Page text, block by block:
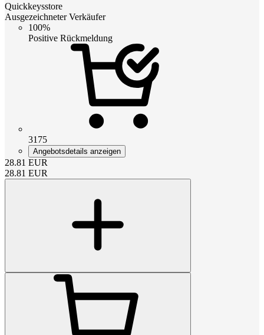
Quickkeysstore
Ausgezeichneter Verkäufer
100%
Positive Rückmeldung
3175
Angebotsdetails anzeigen
28.81 EUR
28.81 EUR